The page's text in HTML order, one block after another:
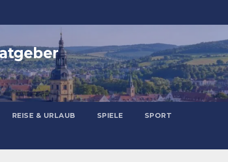
REISE & URLAUB SPIELE SPORT